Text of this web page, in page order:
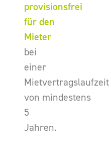
provisionsfrei
für den
Mieter
bei
einer
Mietvertragslaufzeit
von mindestens
5
Jahren.